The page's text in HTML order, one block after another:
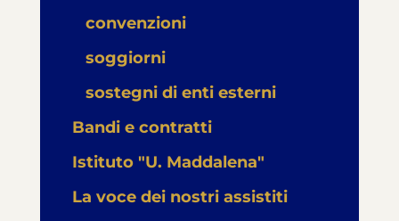
convenzioni
soggiorni
sostegni di enti esterni
Bandi e contratti
Istituto "U. Maddalena"
La voce dei nostri assistiti